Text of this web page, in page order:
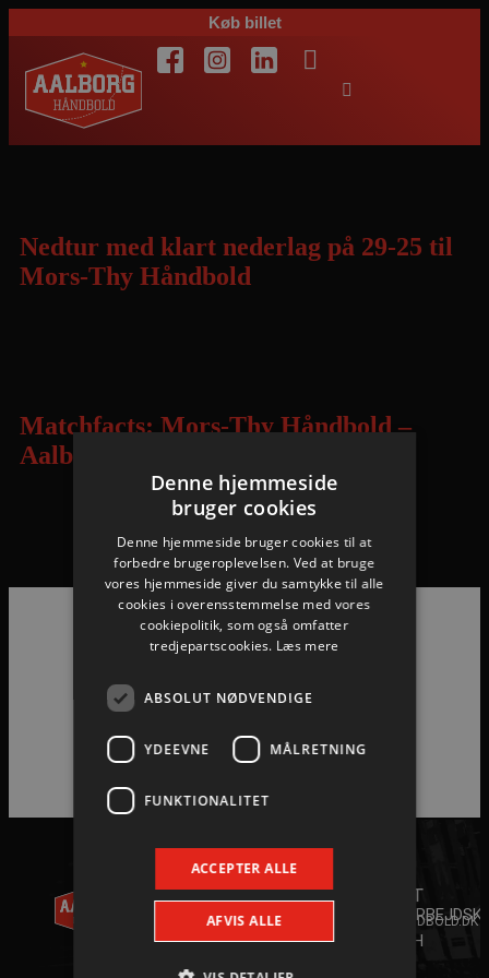
Køb billet
Nedtur med klart nederlag på 29-25 til
Mors-Thy Håndbold
Matchfacts: Mors-Thy Håndbold –
Aalborg Håndbold
Boxer Herreligaen, Thy Hallerne, Thisted: Mors-Thy Håndbold –
Aalborg Håndbold 29-25 (15-9).
Hovedpartnere
AALBORG
HÅNDBOLD
KONTAKT
+45 96
35 20 30
INFO@AALBORGHAANDBOLD.DK
ANDET
YOUTH
Denne hjemmeside
bruger cookies
Denne hjemmeside bruger cookies til at
forbedre brugeroplevelsen. Ved at bruge
vores hjemmeside giver du samtykke til alle
cookies i overensstemmelse med vores
cookiepolitik, som også omfatter
tredjepartscookies. Læs mere
ABSOLUT NØDVENDIGE
YDEEVNE MÅLRETNING
FUNKTIONALITET
ACCEPTER ALLE
AFVIS ALLE